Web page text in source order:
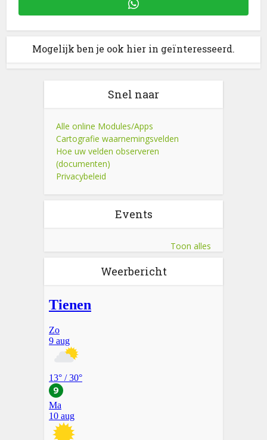
Mogelijk ben je ook hier in geïnteresseerd.
Snel naar
Alle online Modules/Apps
Cartografie waarnemingsvelden
Hoe uw velden observeren
(documenten)
Privacybeleid
Events
Toon alles
Weerbericht